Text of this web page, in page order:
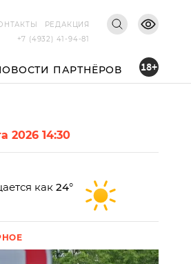
РЕДАКЦИЯ
+7 (4932) 41-94-81
ПАРТНЁРОВ 18+
2026 14:30
как 24°